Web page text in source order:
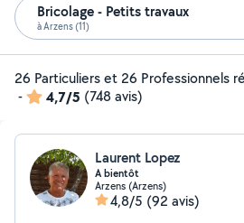
Bricolage - Petits travaux
à Arzens (11)
26 Particuliers et 26 Professionnels
-
4,7/5 (748 avis)
Laurent Lopez
A bientôt
Arzens (Arzens)
4,8/5 (92 avis)